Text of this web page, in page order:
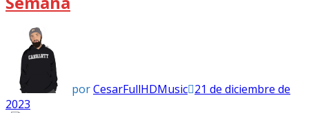
porCesarFullHDMusic 21 de diciembre de
2023